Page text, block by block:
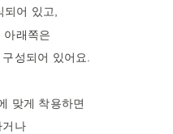
되어 있고,
아래쪽은
성되어 있어요.
맞게 착용하면
거나